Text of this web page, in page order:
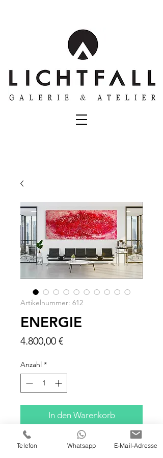
Artikelnummer: 612
ENERGIE
4.800,00 €Preis
Anzahl *
In den Warenkorb
ÖL/ACRYL AUF LEINWAND
Telefon Whatsapp E-Mail-Adresse